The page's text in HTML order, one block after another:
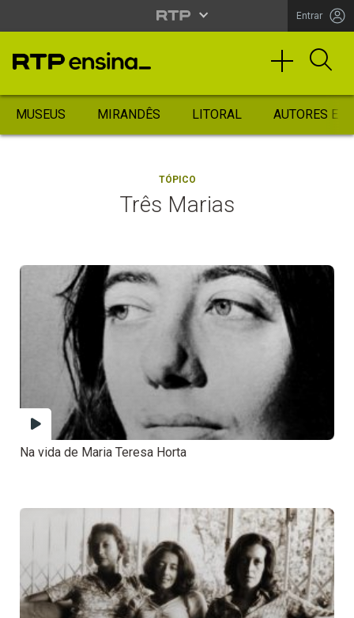
Entrar
MUSEUS MIRANDÊS LITORAL AUTORES
TÓPICO
Três Marias
Na vida de Maria Teresa Horta